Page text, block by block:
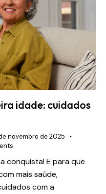
idade: cuidados
novembro de 2025
conquista! E para que
mais saúde,
com a